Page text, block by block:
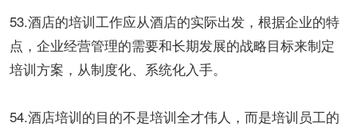
53.酒店的培训工作应从酒店的实际出发，根据企业的特
点，企业经营管理的需要和长期发展的战略目标来制定
培训方案，从制度化、系统化入手。
54.酒店培训的目的不是培训全才伟人，而是培训员工的